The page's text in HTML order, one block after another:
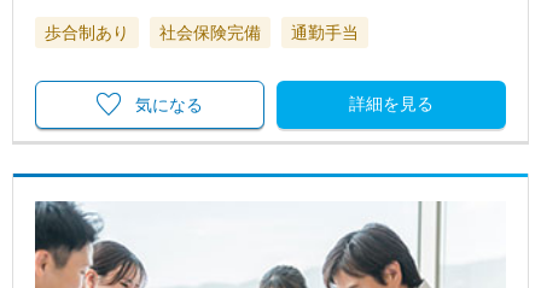
歩合制あり 社会保険完備 通勤手当
詳細を見る
気になる